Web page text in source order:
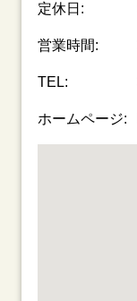
定休日:
営業時間:
TEL:
ホームページ: